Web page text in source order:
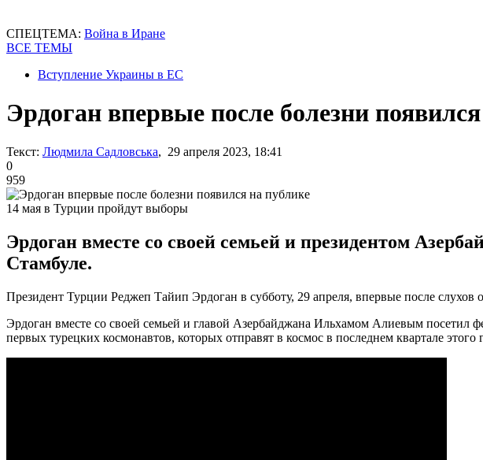
СПЕЦТЕМА: Война в Иране
ВСЕ ТЕМЫ
Вступление Украины в ЕС
Эрдоган впервые после болезни
Текст: Людмила Садловська, 29 апреля 2023, 18:41
0
959
14 мая в Турции пройдут выборы
Эрдоган вместе со своей семьей и президентом
Стамбуле.
Президент Турции Реджеп Тайип Эрдоган в субботу, 29 апреля, впервые после
Эрдоган вместе со своей семьей и главой Азербайджана Ильхамом Алиевым посетил
первых турецких космонавтов, которых отправят в космос в последнем квартале этого